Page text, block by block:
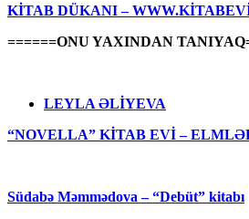
KİTAB DÜKANI –
======ONU YAXINDAN
LEYLA ƏLİYEVA
“NOVELLA” KİTAB EVİ –
Südabə Məmmədova – “Debüt” kitabı